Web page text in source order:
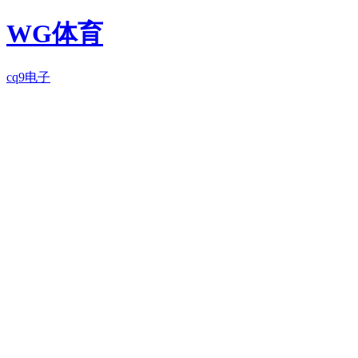
WG体育
cq9电子